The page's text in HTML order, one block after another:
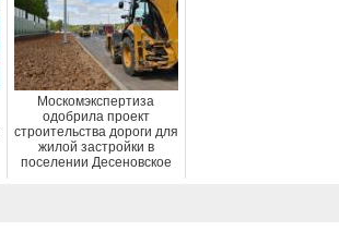
Москомэкспертиза
одобрила проект
строительства дороги для
жилой застройки в
поселении Десеновское